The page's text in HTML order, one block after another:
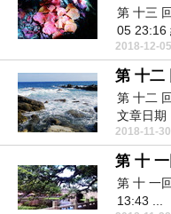
第 十三
05 23:16
2018-12-05
第 十二
文章日期
2018-11-30
第 十
第 十 一
13:43 ...